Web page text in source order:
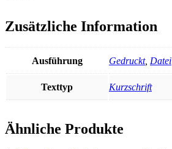
Zusätzliche Information
Ausführung Gedruckt, Datei
Texttyp Kurzschrift
Ähnliche Produkte